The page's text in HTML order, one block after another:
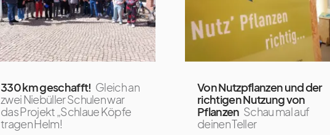
330 km geschafft! Gleich an
zwei Niebüller Schulen war
das Projekt „Schlaue Köpfe
tragen Helm!
Von Nutzpflanzen und der
richtigen Nutzung von
Pflanzen Schau mal auf
deinen Teller